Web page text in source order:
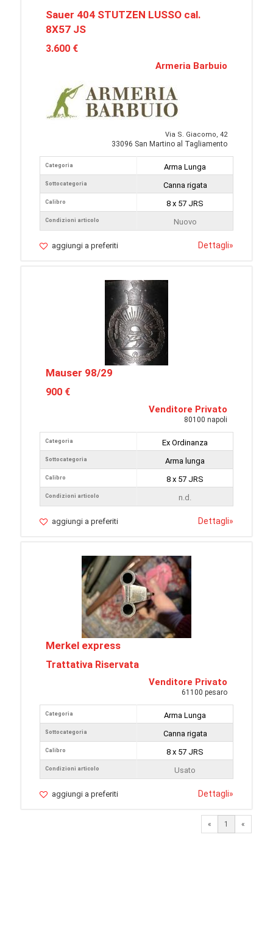
Sauer 404 STUTZEN LUSSO cal.
8X57 JS
3.600 €
Armeria Barbuio
Via S. Giacomo, 42
33096 San Martino al Tagliamento
Categoria
Sottocategoria
Calibro
Condizioni articolo
Arma Lunga
Canna rigata
8 x 57 JRS
Nuovo
aggiungi a preferiti Dettagli»
Mauser 98/29
900 €
Venditore Privato
80100 napoli
Categoria
Sottocategoria
Calibro
Condizioni articolo
Ex Ordinanza
Arma lunga
8 x 57 JRS
n.d.
aggiungi a preferiti Dettagli»
Merkel express
Trattativa Riservata
Venditore Privato
61100 pesaro
Categoria
Sottocategoria
Calibro
Condizioni articolo
Arma Lunga
Canna rigata
8 x 57 JRS
Usato
aggiungi a preferiti Dettagli»
« 1 «